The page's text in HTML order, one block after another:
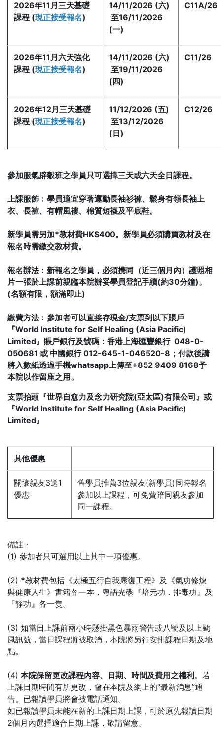
2026年11月三天基礎
課程 (現正接受報名)
14/11/2026 (六)
至16/11/2026
(一)
C11A/26
2026年11月六天強化
課程 (現正接受報名)
14/11/2026 (六)
至19/11/2026
(四)
C11/26
2026年12月三天基礎
課程 (現正接受報名)
11/12/2026 (五)
至13/12/2026
(日)
C12/26
參加服氣辟穀班之學員只可選擇三天或六天全日課程。
上課服飾﹕學員適宜穿著運動長袖衫褲、鬆身有領長袖上
衣、長褲、有帽風褸、棉質短襪及平底鞋。
新學員需另加*教材費HK$400。新學員必須購買教材及在
報名時需繳交教材費。
報名辦法﹕新報名之學員，必須携同（近三個月內）護照相
片一張於上課前親臨本院辦妥學員登記手續(約30分鐘)。
(名額有限，額滿即止)
繳費方法﹕參加者可以直接存現金/支票到以下賬戶
『World Institute for Self Healing (Asia Pacific)
Limited』賬戶銀行及號碼：香港上海匯豐銀行 048-0-
050681 或 中國銀行 012-645-1-046520-8；付款後請
將入數紙透過手機whatsapp上傳至+852 9409 8168予
本院以作留座之用。
支票抬頭『世界自愈力及念力研究院(亞太區)有限公司』或
『World Institute for Self Healing (Asia Pacific)
Limited』
其他優惠
關懷親友3送1
優惠
舊學員推薦3位親友(新學員)同時報名
參加以上課程，可免費陪同親友參加
同一課程。
備註：
(1) 參加者只可選用以上其中一項優惠。
(2) *教材費包括《太極五行自我康復工程》及《氣功修煉
與健康人生》書籍各一本，粵語光碟『培元功．排毒功』及
『靜功』各一隻。
(3) 如當日上課前兩小時懸掛黑色暴雨警告或八號及以上颱
風訊號，當日課程將被取消，本院將另行安排課程日期及地
點。
(4) 本院保留更改課程內容、日期、時間及費用之權利 。若
上課日期時間有所更改，會在本院及網上的“最新消息”通
告。已報讀學員將會被電話通知。
如已報讀學員未能在新的上課日期上課，可於原先報讀日期
2個月內選擇適合日期上課，敬請留意。